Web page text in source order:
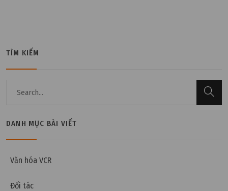
Thứ bảy, 07/01/2023 | 09:28
ASHRAE 52 là gì? Phân biệt ASHRAE 52.1 và ASHRAE
TÌM KIẾM
DANH MỤC BÀI VIẾT
Văn hóa VCR
Đối tác